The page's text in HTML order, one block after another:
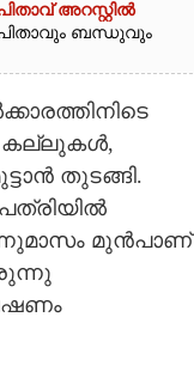
അറസ്റ്റിൽ
ബന്ധുവും
കല്ലുകൾ,
തുടങ്ങി.
മുൻപാണ്